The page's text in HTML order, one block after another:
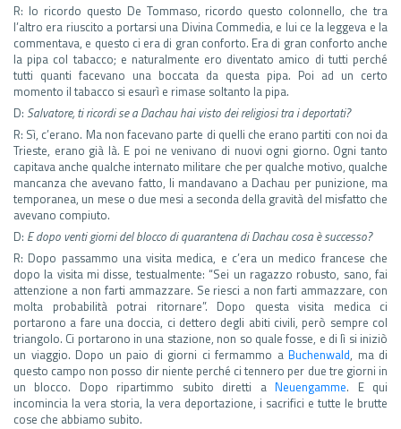
R: Io ricordo questo De Tommaso, ricordo questo colonnello, che tra
l’altro era riuscito a portarsi una Divina Commedia, e lui ce la leggeva e la
commentava, e questo ci era di gran conforto. Era di gran conforto anche
la pipa col tabacco; e naturalmente ero diventato amico di tutti perché
tutti quanti facevano una boccata da questa pipa. Poi ad un certo
momento il tabacco si esaurì e rimase soltanto la pipa.
D: Salvatore, ti ricordi se a Dachau hai visto dei religiosi tra i deportati?
R: Sì, c’erano. Ma non facevano parte di quelli che erano partiti con noi da
Trieste, erano già là. E poi ne venivano di nuovi ogni giorno. Ogni tanto
capitava anche qualche internato militare che per qualche motivo, qualche
mancanza che avevano fatto, li mandavano a Dachau per punizione, ma
temporanea, un mese o due mesi a seconda della gravità del misfatto che
avevano compiuto.
D: E dopo venti giorni del blocco di quarantena di Dachau cosa è successo?
R: Dopo passammo una visita medica, e c’era un medico francese che
dopo la visita mi disse, testualmente: “Sei un ragazzo robusto, sano, fai
attenzione a non farti ammazzare. Se riesci a non farti ammazzare, con
molta probabilità potrai ritornare”. Dopo questa visita medica ci
portarono a fare una doccia, ci dettero degli abiti civili, però sempre col
triangolo. Ci portarono in una stazione, non so quale fosse, e di lì si iniziò
un viaggio. Dopo un paio di giorni ci fermammo a Buchenwald, ma di
questo campo non posso dir niente perché ci tennero per due tre giorni in
un blocco. Dopo ripartimmo subito diretti aNeuengamme. E qui
incomincia la vera storia, la vera deportazione, i sacrifici e tutte le brutte
cose che abbiamo subito.